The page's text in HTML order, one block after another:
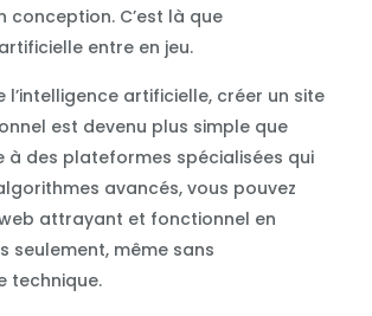
conception. C’est là que
entre en jeu.
l’intelligence artificielle, créer un site
est devenu plus simple que
à des plateformes spécialisées qui
avancés, vous pouvez
attrayant et fonctionnel en
seulement, même sans
technique.